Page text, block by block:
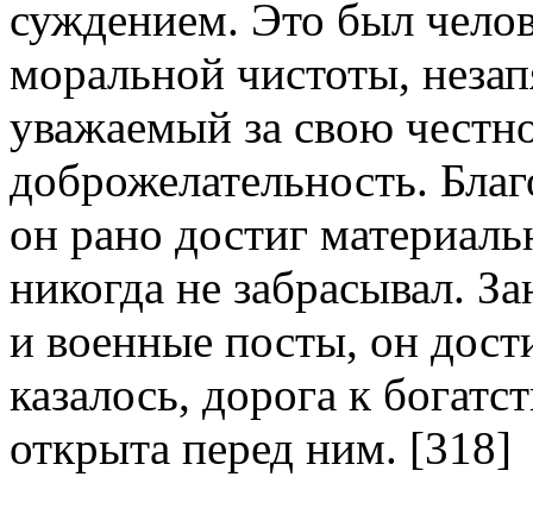
суждением. Это был
моральной чистоты,
уважаемый за свою
доброжелательность.
он рано достиг
никогда не забрасывал.
и военные посты, он
казалось, дорога к
открыта перед ним. [318]